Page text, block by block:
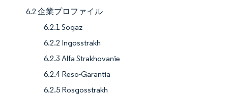
6.2 企業プロファイル
6.2.1 Sogaz
6.2.2 Ingosstrakh
6.2.3 Alfa Strakhovanie
6.2.4 Reso-Garantia
6.2.5 Rosgosstrakh